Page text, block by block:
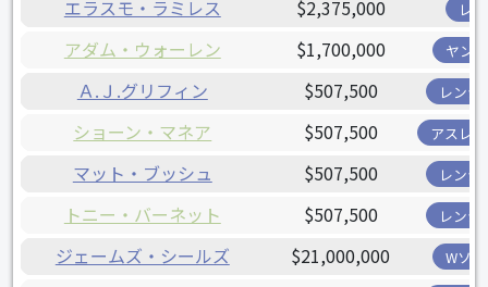
エラスモ・ラミレス $2,375,000 レ
アダム・ウォーレン $1,700,000 ヤン
Ａ.Ｊ.グリフィン $507,500 レンジ
ショーン・マネア $507,500 アスレ
マット・ブッシュ $507,500 レンジ
トニー・バーネット $507,500 レンジ
ジェームズ・シールズ $21,000,000 Wソ